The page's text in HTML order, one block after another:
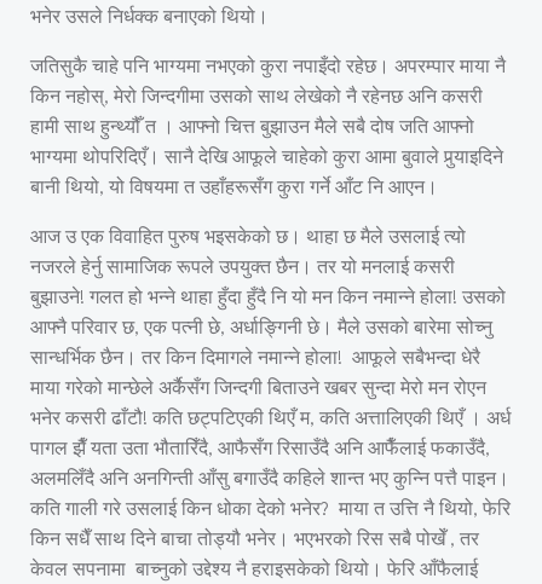
भनेर उसले निर्धक्क बनाएको थियो।
जतिसुकै चाहे पनि भाग्यमा नभएको कुरा नपाइँदो रहेछ। अपरम्पार माया नै
किन नहोस्, मेरो जिन्दगीमा उसको साथ लेखेको नै रहेनछ अनि कसरी
हामी साथ हुन्थ्यौँ त । आफ्नो चित्त बुझाउन मैले सबै दोष जति आफ्नो
भाग्यमा थोपरिदिएँ। सानै देखि आफूले चाहेको कुरा आमा बुवाले पुर्‍याइदिने
बानी थियो, यो विषयमा त उहाँहरूसँग कुरा गर्ने आँट नि आएन।
आज उ एक विवाहित पुरुष भइसकेको छ। थाहा छ मैले उसलाई त्यो
नजरले हेर्नु सामाजिक रूपले उपयुक्त छैन। तर यो मनलाई कसरी
बुझाउने! गलत हो भन्ने थाहा हुँदा हुँदै नि यो मन किन नमान्ने होला! उसको
आफ्नै परिवार छ, एक पत्नी छे, अर्धाङ्गिनी छे। मैले उसको बारेमा सोच्नु
सान्धर्भिक छैन। तर किन दिमागले नमान्ने होला! आफूले सबैभन्दा धेरै
माया गरेको मान्छेले अर्कैसँग जिन्दगी बिताउने खबर सुन्दा मेरो मन रोएन
भनेर कसरी ढाँटौ! कति छट्पटिएकी थिएँ म, कति अत्तालिएकी थिएँ । अर्ध
पागल झैँ यता उता भौतारिँदै, आफैसँग रिसाउँदै अनि आफैँलाई फकाउँदै,
अलमलिँदै अनि अनगिन्ती आँसु बगाउँदै कहिले शान्त भए कुन्नि पत्तै पाइन।
कति गाली गरे उसलाई किन धोका देको भनेर? माया त उत्ति नै थियो, फेरि
किन सधैँ साथ दिने बाचा तोड्यौ भनेर। भएभरको रिस सबै पोखेँ , तर
केवल सपनामा बाच्नुको उद्देश्य नै हराइसकेको थियो। फेरि आँफैलाई